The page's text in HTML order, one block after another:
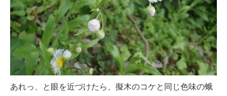
あれっ、と眼を近づけたら、擬木のコケと同じ色味の蛾